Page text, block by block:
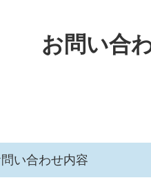
お問い合
い合わせ内容